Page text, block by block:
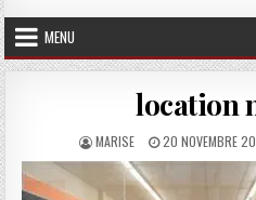
MENU
location
AUTHOR:
MARISE PUBLISHED DATE:
20 NOVEMBRE